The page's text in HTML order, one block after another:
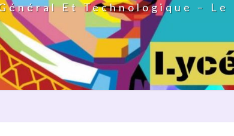
Et Technologique – Le